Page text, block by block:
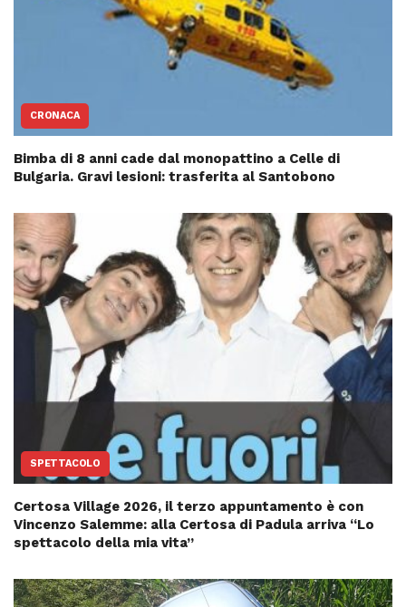
CRONACA
Bimba di 8 anni cade dal monopattino a Celle di
Bulgaria. Gravi lesioni: trasferita al Santobono
SPETTACOLO
Certosa Village 2026, il terzo appuntamento è con
Vincenzo Salemme: alla Certosa di Padula arriva “Lo
spettacolo della mia vita”